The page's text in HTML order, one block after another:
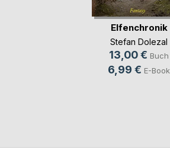
Elfenchronik
Stefan Dolezal
13,00 € Buch
6,99 € E-Book